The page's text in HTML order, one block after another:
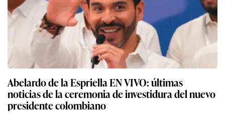
Abelardo de la Espriella EN VIVO: últimas
noticias de la ceremonia de investidura del nuevo
presidente colombiano